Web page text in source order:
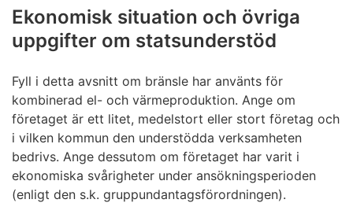
Ekonomisk situation och övriga
uppgifter om statsunderstöd
Fyll i detta avsnitt om bränsle har använts för
kombinerad el- och värmeproduktion. Ange om
företaget är ett litet, medelstort eller stort företag och
i vilken kommun den understödda verksamheten
bedrivs. Ange dessutom om företaget har varit i
ekonomiska svårigheter under ansökningsperioden
(enligt den s.k. gruppundantagsförordningen).